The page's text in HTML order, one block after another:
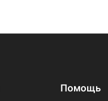
Помощь